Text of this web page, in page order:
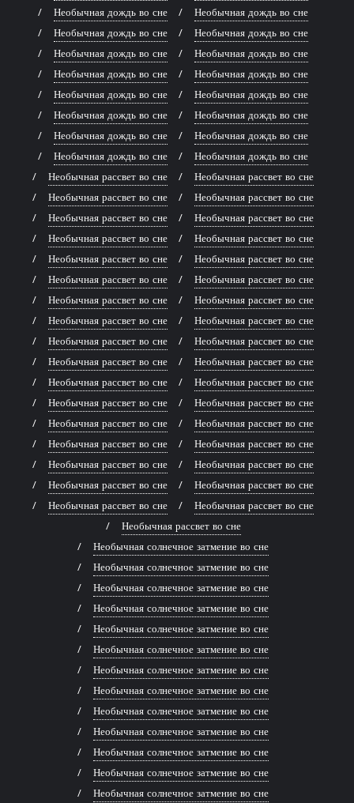
Необычная дождь во сне
Необычная дождь во сне
Необычная дождь во сне
Необычная дождь во сне
Необычная дождь во сне
Необычная дождь во сне
Необычная дождь во сне
Необычная дождь во сне
Необычная дождь во сне
Необычная дождь во сне
Необычная дождь во сне
Необычная дождь во сне
Необычная дождь во сне
Необычная дождь во сне
Необычная дождь во сне
Необычная дождь во сне
Необычная рассвет во сне
Необычная рассвет во сне
Необычная рассвет во сне
Необычная рассвет во сне
Необычная рассвет во сне
Необычная рассвет во сне
Необычная рассвет во сне
Необычная рассвет во сне
Необычная рассвет во сне
Необычная рассвет во сне
Необычная рассвет во сне
Необычная рассвет во сне
Необычная рассвет во сне
Необычная рассвет во сне
Необычная рассвет во сне
Необычная рассвет во сне
Необычная рассвет во сне
Необычная рассвет во сне
Необычная рассвет во сне
Необычная рассвет во сне
Необычная рассвет во сне
Необычная рассвет во сне
Необычная рассвет во сне
Необычная рассвет во сне
Необычная рассвет во сне
Необычная рассвет во сне
Необычная рассвет во сне
Необычная рассвет во сне
Необычная рассвет во сне
Необычная рассвет во сне
Необычная рассвет во сне
Необычная рассвет во сне
Необычная рассвет во сне
Необычная рассвет во сне
Необычная рассвет во сне
Необычная солнечное затмение во сне
Необычная солнечное затмение во сне
Необычная солнечное затмение во сне
Необычная солнечное затмение во сне
Необычная солнечное затмение во сне
Необычная солнечное затмение во сне
Необычная солнечное затмение во сне
Необычная солнечное затмение во сне
Необычная солнечное затмение во сне
Необычная солнечное затмение во сне
Необычная солнечное затмение во сне
Необычная солнечное затмение во сне
Необычная солнечное затмение во сне